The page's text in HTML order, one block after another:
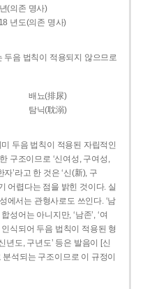
(의존 명사)
년도(의존 명사)
두음 법칙이 적용되지 않으므로
배뇨(排尿)
탐닉(耽溺)
두음 법칙이 적용된 자립적인
구조이므로 ‘신여성, 구여성,
’라고 한 것은 ‘신(新), 구
어렵다는 점을 밝힌 것이다. 실
에서는 관형사로도 쓰인다. ‘남
성어는 아니지만, ‘남존’, ‘여
인식되어 두음 법칙이 적용된 형
년도, 구년도’ 등은 발음이 [신
분석되는 구조이므로 이 규정이